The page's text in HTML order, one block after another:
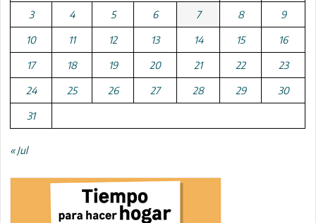
3 4 5 6 7 8 9
10 11 12 13 14 15 16
17 18 19 20 21 22 23
24 25 26 27 28 29 30
31
« Jul